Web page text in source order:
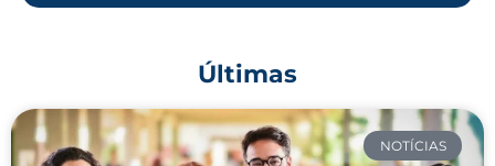
Últimas
NOTÍCIAS